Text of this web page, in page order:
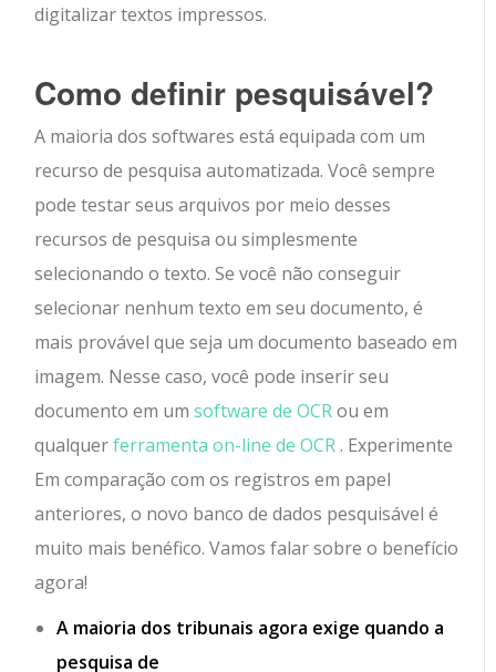
digitalizar textos impressos.
Como definir pesquisável?
A maioria dos softwares está equipada com um
recurso de pesquisa automatizada. Você sempre
pode testar seus arquivos por meio desses
recursos de pesquisa ou simplesmente
selecionando o texto. Se você não conseguir
selecionar nenhum texto em seu documento, é
mais provável que seja um documento baseado em
imagem. Nesse caso, você pode inserir seu
documento em umsoftware de OCRou em
qualquerferramenta on-line de OCR. Experimente
Em comparação com os registros em papel
anteriores, o novo banco de dados pesquisável é
muito mais benéfico. Vamos falar sobre o benefício
agora!
A maioria dos tribunais agora exige quando a
pesquisa de